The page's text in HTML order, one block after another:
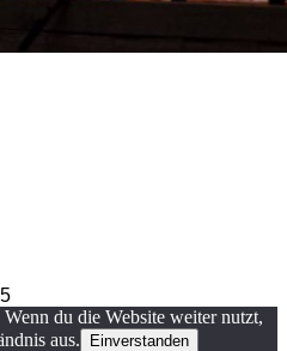
du die Website weiter nutzt,
aus.
Einverstanden